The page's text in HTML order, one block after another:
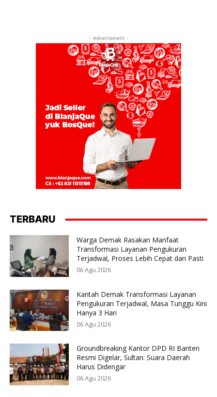
- Advertisment -
TERBARU
Warga Demak Rasakan Manfaat
Transformasi Layanan Pengukuran
Terjadwal, Proses Lebih Cepat dan Pasti
06 Agu 2026
Kantah Demak Transformasi Layanan
Pengukuran Terjadwal, Masa Tunggu Kini
Hanya 3 Hari
06 Agu 2026
Groundbreaking Kantor DPD RI Banten
Resmi Digelar, Sultan: Suara Daerah
Harus Didengar
06 Agu 2026